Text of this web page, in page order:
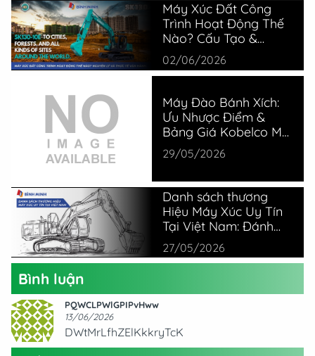
Máy Xúc Đất Công
Trình Hoạt Động Thế
Nào? Cấu Tạo &
Nguyên Lý
02/06/2026
Máy Đào Bánh Xích:
Ưu Nhược Điểm &
Bảng Giá Kobelco Mới
Nhất
29/05/2026
Danh sách thương
Hiệu Máy Xúc Uy Tín
Tại Việt Nam: Đánh
Giá Thực Tế Từ
Chuyên Gia
27/05/2026
Bình luận
PQWCLPWlGPIPvHww
13/06/2026
DWtMrLfhZElKkkryTcK